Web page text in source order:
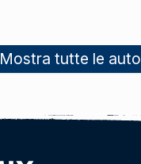
Mostra tutte le auto